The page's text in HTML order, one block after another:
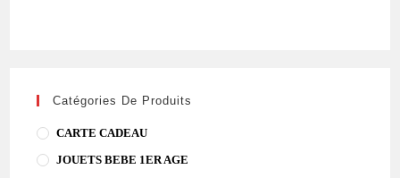
Catégories De Produits
CARTE CADEAU
JOUETS BEBE 1ER AGE